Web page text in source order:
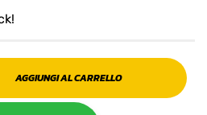
AGGIUNGI AL CARRELLO